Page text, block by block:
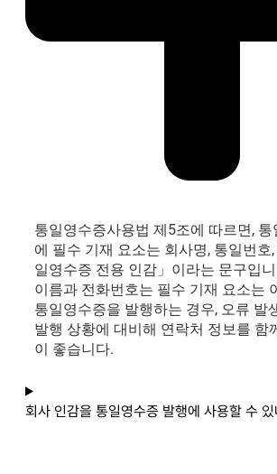
통일영수증사용법 제5조에 따르면,
에 필수 기재 요소는 회사명, 통일번호
일영수증 전용 인감」이라는 문구입
이름과 전화번호는 필수 기재 요소는
통일영수증을 발행하는 경우, 오류 발
발행 상황에 대비해 연락처 정보를 함
이 좋습니다.
회사 인감을 통일영수증 발행에 사용할 수 있